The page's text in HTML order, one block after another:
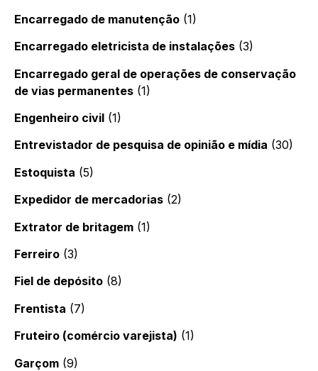
Encarregado de manutenção (1)
Encarregado eletricista de instalações (3)
Encarregado geral de operações de conservação
de vias permanentes (1)
Engenheiro civil (1)
Entrevistador de pesquisa de opinião e mídia (30)
Estoquista (5)
Expedidor de mercadorias (2)
Extrator de britagem (1)
Ferreiro (3)
Fiel de depósito (8)
Frentista (7)
Fruteiro (comércio varejista) (1)
Garçom (9)